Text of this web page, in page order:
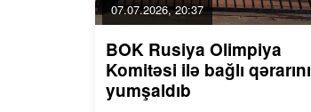
07.07.2026, 20:37
BOK Rusiya Olimpiya
Komitəsi ilə bağlı qərarını
yumşaldıb